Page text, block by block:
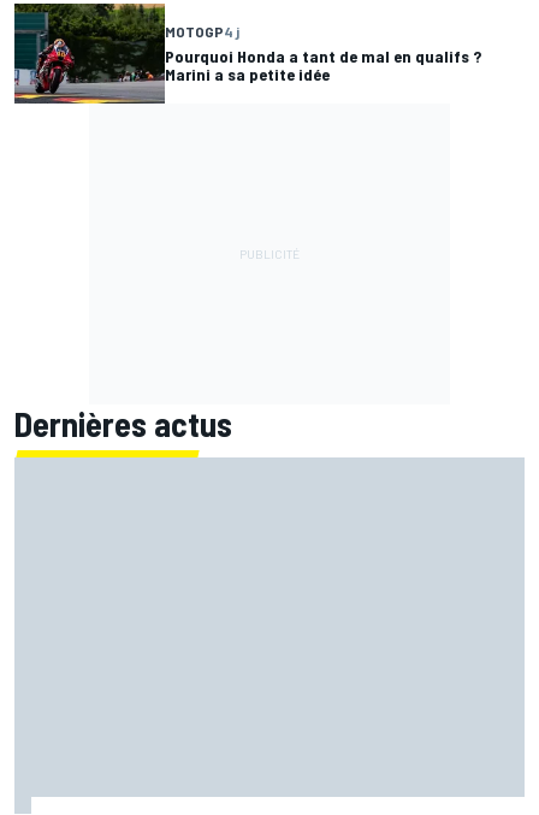
MOTOGP4 j
Pourquoi Honda a tant de mal en qualifs ?
Marini a sa petite idée
Dernières actus